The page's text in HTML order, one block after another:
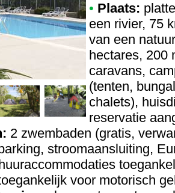
• Plaats:
een rivier, 75
van een
hectares, 200
caravans,
(tenten,
chalets),
reservatie
2 zwembaden (gratis,
stroomaansluiting,
voor motorisch